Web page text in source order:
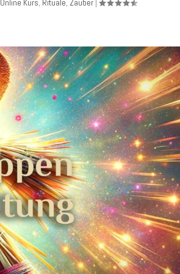
Online Kurs, Rituale, Zauber |